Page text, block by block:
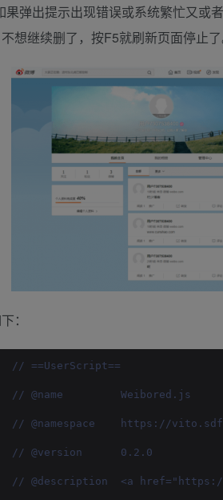
果弹出提示出现错误或系统繁忙又或
想继续删了，按F5就刷新页面停止了
：
// ==UserScript==
// @name         Weibored.js
// @namespace    https://
// @version      0.2.0
// @description  <a href="https://